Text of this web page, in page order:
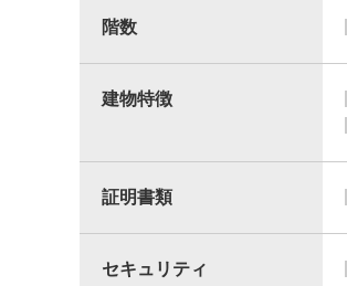
階数
建物特徴
証明書類
セキュリティ